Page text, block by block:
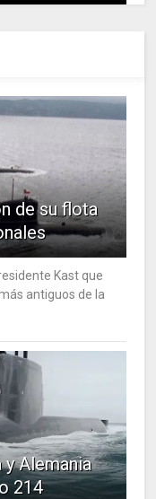
de su flota
Kast que
antiguos de la
y Alemania
214